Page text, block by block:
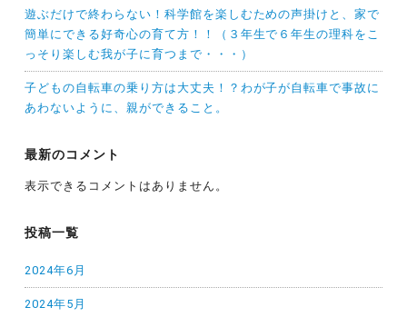
遊ぶだけで終わらない！科学館を楽しむための声掛けと、家で
簡単にできる好奇心の育て方！！（３年生で６年生の理科をこ
っそり楽しむ我が子に育つまで・・・）
子どもの自転車の乗り方は大丈夫！？わが子が自転車で事故に
あわないように、親ができること。
最新のコメント
表示できるコメントはありません。
投稿一覧
2024年6月
2024年5月